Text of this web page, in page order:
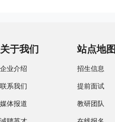
关于我们
企业介绍
联系我们
媒体报道
站点地图
招生信息
提前面试
教研团队